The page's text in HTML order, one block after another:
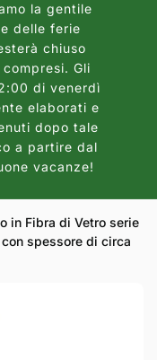
A
r
e
a
g
e
o
g
r
a
f
la gentile
delle ferie
chiuso
Gli
di venerdì
elaborati e
dopo tale
a partire dal
vacanze!
in Fibra di Vetro serie
spessore di circa